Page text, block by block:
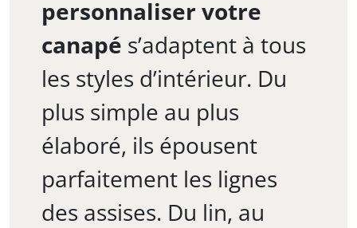
personnaliser votre
canapé s’adaptent à tous
les styles d’intérieur. Du
plus simple au plus
élaboré, ils épousent
parfaitement les lignes
des assises. Du lin, au